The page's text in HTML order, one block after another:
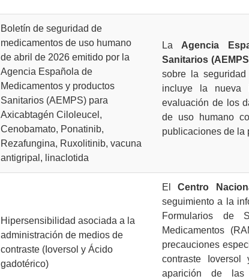
Boletín de seguridad de
medicamentos de uso humano
de abril de 2026 emitido por la
Agencia Española de
Medicamentos y productos
Sanitarios (AEMPS) para
Axicabtagén Ciloleucel,
Cenobamato, Ponatinib,
Rezafungina, Ruxolitinib, vacuna
antigripal, linaclotida
La Agencia
Sanitarios
sobre la
incluye la nueva
evaluación de los
de uso humano
publicaciones de la
Hipersensibilidad asociada a la
administración de medios de
contraste (Ioversol y Ácido
gadotérico)
ElCentro
seguimiento a la
Formularios de
Medicamentos
precauciones
contraste
aparición de las